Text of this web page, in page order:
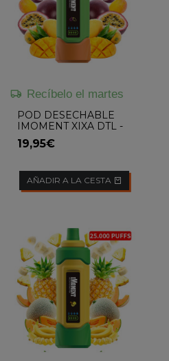
Recíbelo el martes
POD DESECHABLE
IMOMENT XIXA DTL -
PASSION FRUIT
MANGO
19,95€
AÑADIR A LA CESTA